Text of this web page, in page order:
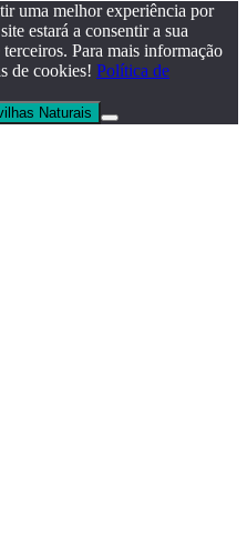
uma melhor experiência por
estará a consentir a sua
Para mais informação
de cookies! Política de
Naturais